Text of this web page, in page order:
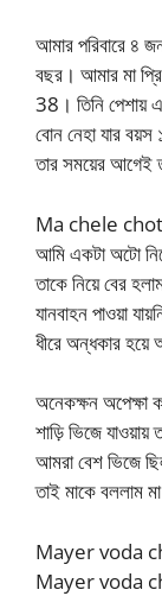
আমার পরিবারে ৪
বছর। আমার মা
38। তিনি পেশায়
বোন নেহা যার
তার সময়ের আগেই
Ma chele
আমি একটা অটো
তাকে নিয়ে বের
যানবাহন পাওয়া
ধীরে অন্ধকার হয়ে
অনেকক্ষন অপেক্ষা
শাড়ি ভিজে যাওয়ায়
আমরা বেশ ভিজে
তাই মাকে বললাম
Mayer voda
Mayer voda